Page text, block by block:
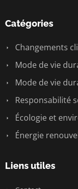
Catégories
Changements
Mode de vie
Mode de vie
Responsabilité
Écologie et
Énergie
Liens utiles